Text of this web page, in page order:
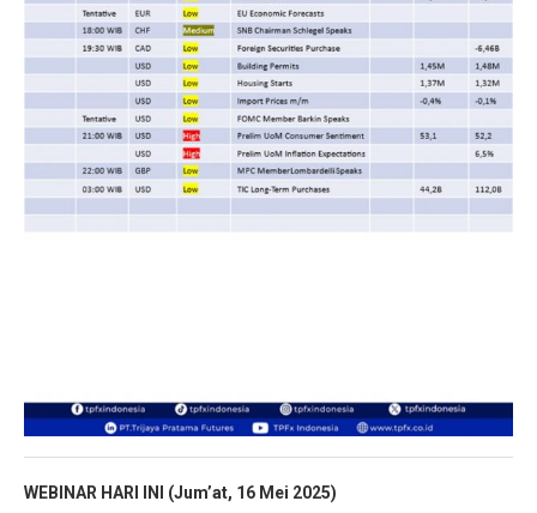
WEBINAR HARI INI (Jum’at, 16 Mei 2025)